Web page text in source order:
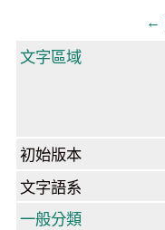
←
文字區域
初始版本
文字語系
一般分類